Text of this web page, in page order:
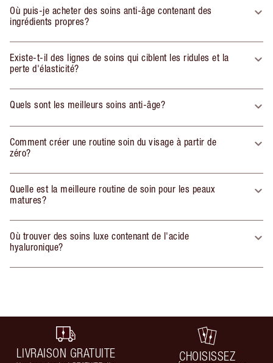
Où puis-je acheter des soins anti-âge contenant des
ingrédients propres?
Existe-t-il des lignes de soins qui ciblent les ridules et la
perte d'élasticité?
Quels sont les meilleurs soins anti-âge?
Comment créer une routine soin du visage à partir de
zéro?
Quelle est la meilleure routine de soin pour les peaux
matures?
Où trouver des soins luxe contenant de l'acide
hyaluronique?
LIVRAISON GRATUITE
CHOISISSEZ